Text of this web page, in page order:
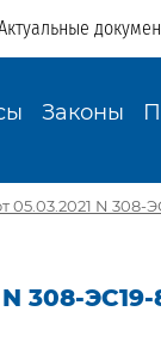
Законы
N 308-
308-ЭС19-